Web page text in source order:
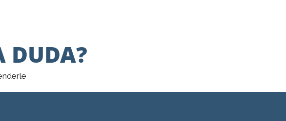
DUDA?